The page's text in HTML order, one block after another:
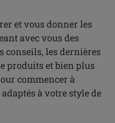
et vous donner les
avec vous des
conseils, les dernières
produits et bien plus
commencer à
à votre style de